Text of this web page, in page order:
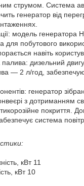
струмом. Система
генератор від
модель генератора
для побутового
навіть
палива: дизельний
— 2 л/год,
генератор
з дотриманням
покриття.
система
кВт 11
кВт 10